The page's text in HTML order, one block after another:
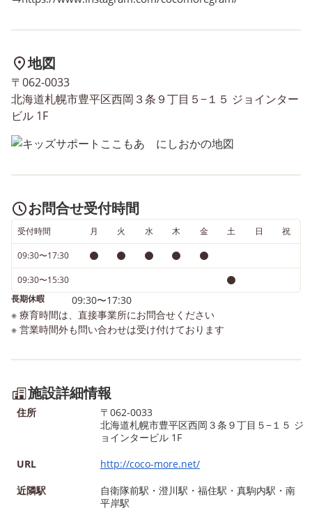
地図
〒062-0033
北海道札幌市豊平区西岡３条９丁目５−１５ ジョインター
ビル 1F
お問合せ受付時間
受付時間 月 火 水 木 金 土 日 祝
09:30〜17:30
09:30〜15:30
長期休暇
09:30〜17:30
※ 療育時間は、直接事業所にお問合せください
※ 営業時間外も問い合わせは受け付けております
施設詳細情報
住所
〒062-0033
北海道札幌市豊平区西岡３条９丁目５−１５ ジ
ョインタービル 1F
URL
http://coco-more.net/
近隣駅
自衛隊前駅・澄川駅・福住駅・真駒内駅・南
平岸駅